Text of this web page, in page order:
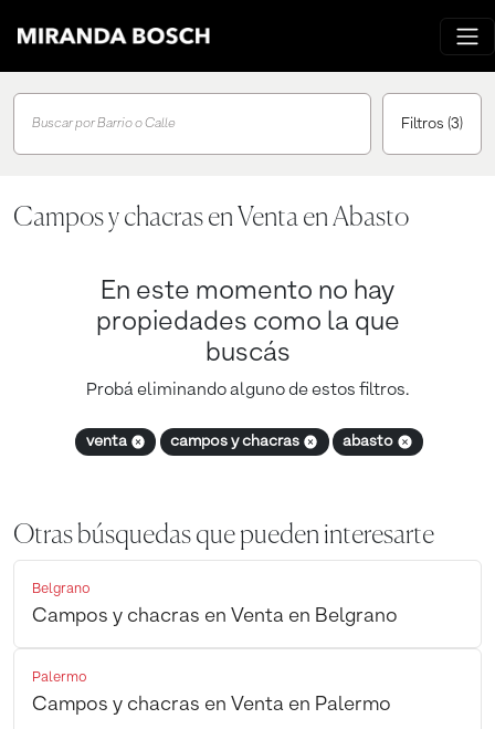
Buscar por Barrio o Calle Filtros (3)
Campos y chacras en Venta en Abasto
En este momento no hay
propiedades como la que
buscás
Probá eliminando alguno de estos filtros.
venta campos y chacras abasto
Otras búsquedas que pueden interesarte
Belgrano
Campos y chacras en Venta en Belgrano
Palermo
Campos y chacras en Venta en Palermo